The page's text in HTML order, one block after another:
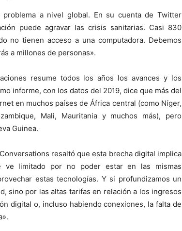
a nivel global. En su cuenta de Twitter
puede agravar las crisis sanitarias. Casi 830
no tienen acceso a una computadora. Debemos
a millones de personas».
resume todos los años los avances y los
informe, con los datos del 2019, dice que más del
en muchos países de África central (como Níger,
Mali, Mauritania y muchos más), pero
Guinea.
resaltó que esta brecha digital implica
ve limitado por no poder estar en las mismas
estas tecnologías. Y si profundizamos un
sino por las altas tarifas en relación a los ingresos
digital o, incluso habiendo conexiones, la falta de